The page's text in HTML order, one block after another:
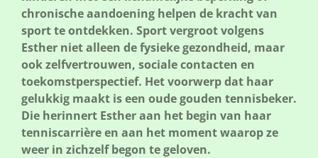
chronische aandoening helpen de kracht van
sport te ontdekken. Sport vergroot volgens
Esther niet alleen de fysieke gezondheid, maar
ook zelfvertrouwen, sociale contacten en
toekomstperspectief. Het voorwerp dat haar
gelukkig maakt is een oude gouden tennisbeker.
Die herinnert Esther aan het begin van haar
tenniscarrière en aan het moment waarop ze
weer in zichzelf begon te geloven.